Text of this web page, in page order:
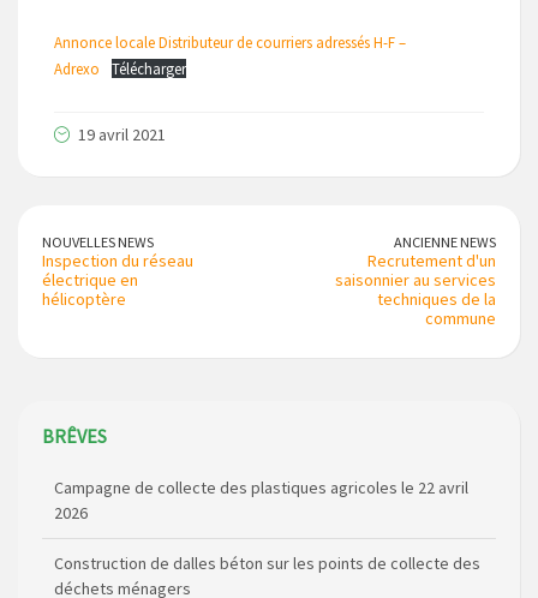
Annonce locale Distributeur de courriers adressés H-F –
Adrexo
Télécharger
19 avril 2021
NOUVELLES NEWS
Inspection du réseau
électrique en
hélicoptère
ANCIENNE NEWS
Recrutement d'un
saisonnier au services
techniques de la
commune
BRÊVES
Campagne de collecte des plastiques agricoles le 22 avril
Construction de dalles béton sur les points de collecte des
Intervention sur le réseau d’eau de Loubaresse les 19 et 20